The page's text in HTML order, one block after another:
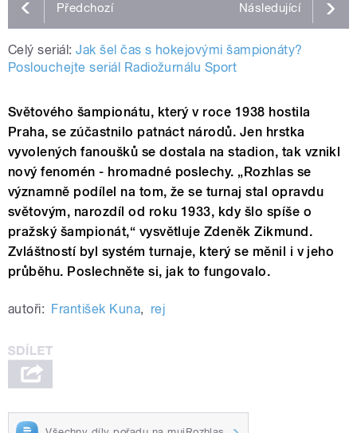
Předchozí Následující
Celý seriál: Jak šel čas s hokejovými šampionáty?
Poslouchejte seriál Radiožurnálu Sport
Světového šampionátu, který v roce 1938 hostila
Praha, se zúčastnilo patnáct národů. Jen hrstka
vyvolených fanoušků se dostala na stadion, tak vznikl
nový fenomén - hromadné poslechy. „Rozhlas se
významně podílel na tom, že se turnaj stal opravdu
světovým, narozdíl od roku 1933, kdy šlo spíše o
pražský šampionát,“ vysvětluje Zdeněk Zikmund.
Zvláštností byl systém turnaje, který se měnil i v jeho
průběhu. Poslechněte si, jak to fungovalo.
autoři: František Kuna, rej